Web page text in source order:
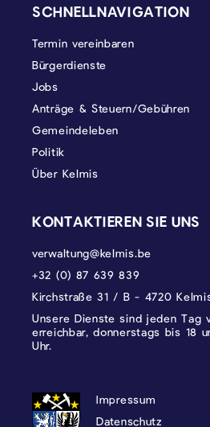
SCHNELLNAVIGATION
Termin vereinbaren
Bürgerdienste
Jobs
Anträge & Steuern/Gebühren
Gemeindeleben
Politik
Über Kelmis
KONTAKTIEREN SIE UNS
verwaltung@kelmis.be
+32 (0) 87 639 839
Kirchstraße 31 / B - 4720
Unsere Dienste sind jeden Tag
erreichbar, donnerstags bis 18
Uhr.
DATENSCHUTZ,
Impressum
Datenschutz